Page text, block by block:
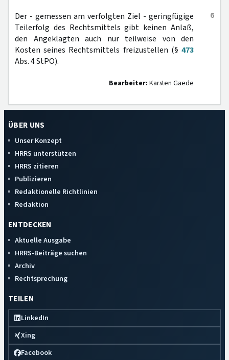
6
Der - gemessen am verfolgten Ziel - geringfügige
Teilerfolg des Rechtsmittels gibt keinen Anlaß,
den Angeklagten auch nur teilweise von den
Kosten seines Rechtsmittels freizustellen (§ 473
Abs. 4 StPO).
Bearbeiter: Karsten Gaede
ÜBER UNS
Unser Konzept
HRRS unterstützen
HRRS zitieren
Publizieren
Redaktionelle Richtlinien
Redaktion
ENTDECKEN
Aktuelle Ausgabe
HRRS-Beiträge suchen
Archiv
Rechtsprechung
TEILEN
LinkedIn
Xing
Facebook